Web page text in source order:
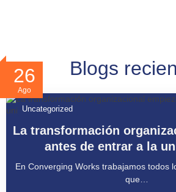
Blogs
26
Ago
Uncategorized
La transformación
antes de entrar a la
En Converging Works trabajamos todos
que…